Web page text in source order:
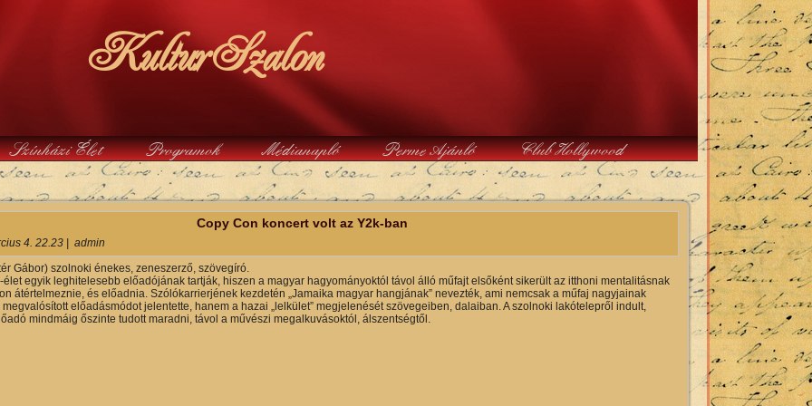
KulturSzalon
Színházi Élet Programok Médianapló Perme Ajánló Club Hollywood
Copy Con koncert volt az Y2k-ban
4. 22.23
admin
Gábor) szolnoki énekes, zeneszerző, szövegíró.
élet egyik leghitelesebb előadójának tartják, hiszen a magyar hagyományoktól távol álló műfajt elsőként sikerült az itthoni mentalitásnak
átértelmeznie, és előadnia. Szólókarrierjének kezdetén „Jamaika magyar hangjának” nevezték, ami nemcsak a műfaj nagyjainak
előadásmódot jelentette, hanem a hazai „lelkület” megjelenését szövegeiben, dalaiban. A szolnoki lakótelepről indult,
mindmáig őszinte tudott maradni, távol a művészi megalkuvásoktól, álszentségtől.